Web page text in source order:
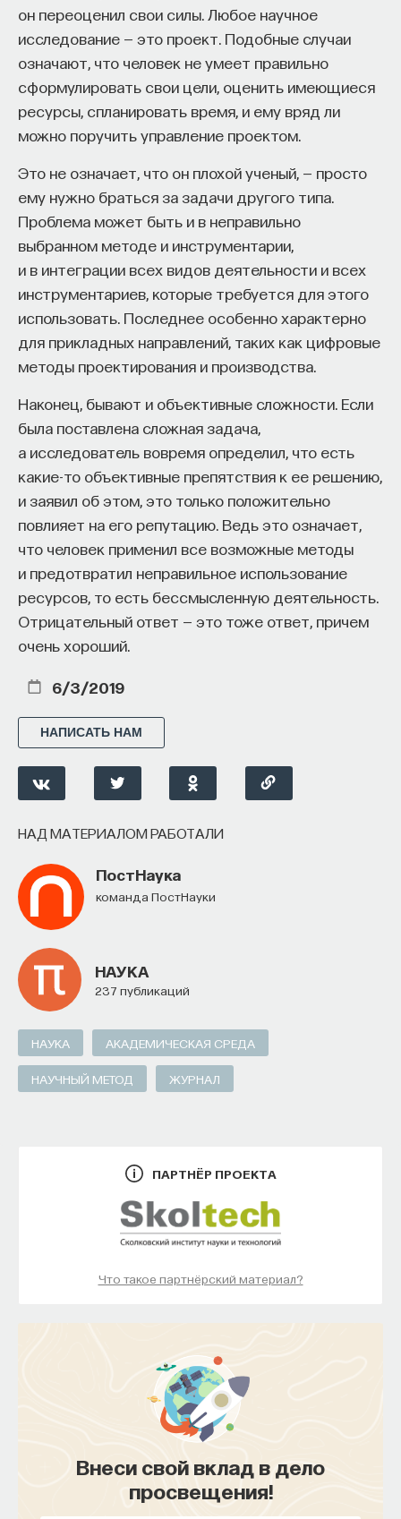
он переоценил свои силы. Любое научное
исследование — это проект. Подобные случаи
означают, что человек не умеет правильно
сформулировать свои цели, оценить имеющиеся
ресурсы, спланировать время, и ему вряд ли
можно поручить управление проектом.
Это не означает, что он плохой ученый, — просто
ему нужно браться за задачи другого типа.
Проблема может быть и в неправильно
выбранном методе и инструментарии,
и в интеграции всех видов деятельности и всех
инструментариев, которые требуется для этого
использовать. Последнее особенно характерно
для прикладных направлений, таких как цифровые
методы проектирования и производства.
Наконец, бывают и объективные сложности. Если
была поставлена сложная задача,
а исследователь вовремя определил, что есть
какие-то объективные препятствия к ее решению,
и заявил об этом, это только положительно
повлияет на его репутацию. Ведь это означает,
что человек применил все возможные методы
и предотвратил неправильное использование
ресурсов, то есть бессмысленную деятельность.
Отрицательный ответ — это тоже ответ, причем
очень хороший.
6/3/2019
НАПИСАТЬ НАМ
НАД МАТЕРИАЛОМ РАБОТАЛИ
ПостНаука
команда ПостНауки
НАУКА
237 публикаций
НАУКА АКАДЕМИЧЕСКАЯ СРЕДА
НАУЧНЫЙ МЕТОД ЖУРНАЛ
ПАРТНЁР ПРОЕКТА
Что такое партнёрский материал?
Внеси свой вклад в дело
просвещения!